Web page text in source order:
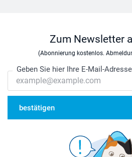
Zum Newsletter
(Abonnierung kostenlos.
Geben Sie hier Ihre E-Mail-
bestätigen